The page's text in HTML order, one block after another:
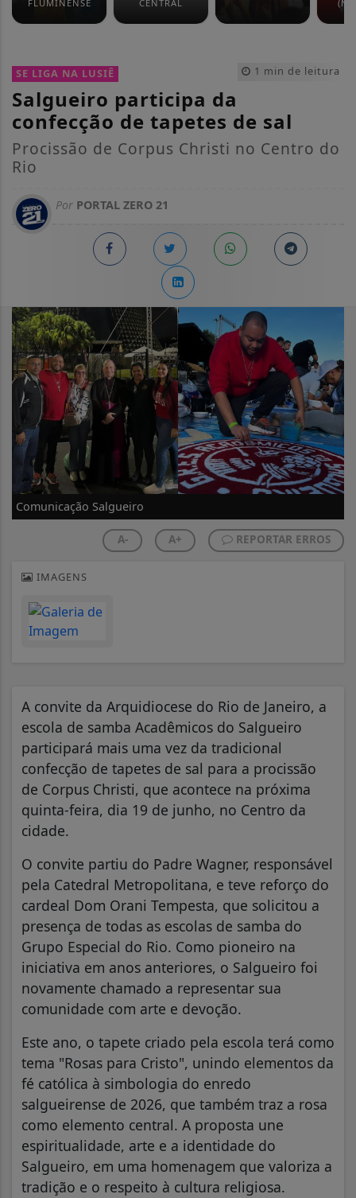
FLUMINENSE
CENTRAL
1 min de leitura
SE LIGA NA LUSIÊ
Salgueiro participa da
confecção de tapetes de sal
Procissão de Corpus Christi no Centro do
Rio
Por PORTAL ZERO 21
Comunicação Salgueiro
A- A+ REPORTAR ERROS
IMAGENS
A convite da Arquidiocese do Rio de Janeiro, a
escola de samba Acadêmicos do Salgueiro
participará mais uma vez da tradicional
confecção de tapetes de sal para a procissão
de Corpus Christi, que acontece na próxima
quinta-feira, dia 19 de junho, no Centro da
cidade.
O convite partiu do Padre Wagner, responsável
pela Catedral Metropolitana, e teve reforço do
cardeal Dom Orani Tempesta, que solicitou a
presença de todas as escolas de samba do
Grupo Especial do Rio. Como pioneiro na
iniciativa em anos anteriores, o Salgueiro foi
novamente chamado a representar sua
comunidade com arte e devoção.
Este ano, o tapete criado pela escola terá como
tema "Rosas para Cristo", unindo elementos da
fé católica à simbologia do enredo
salgueirense de 2026, que também traz a rosa
como elemento central. A proposta une
espiritualidade, arte e a identidade do
Salgueiro, em uma homenagem que valoriza a
tradição e o respeito à cultura religiosa.